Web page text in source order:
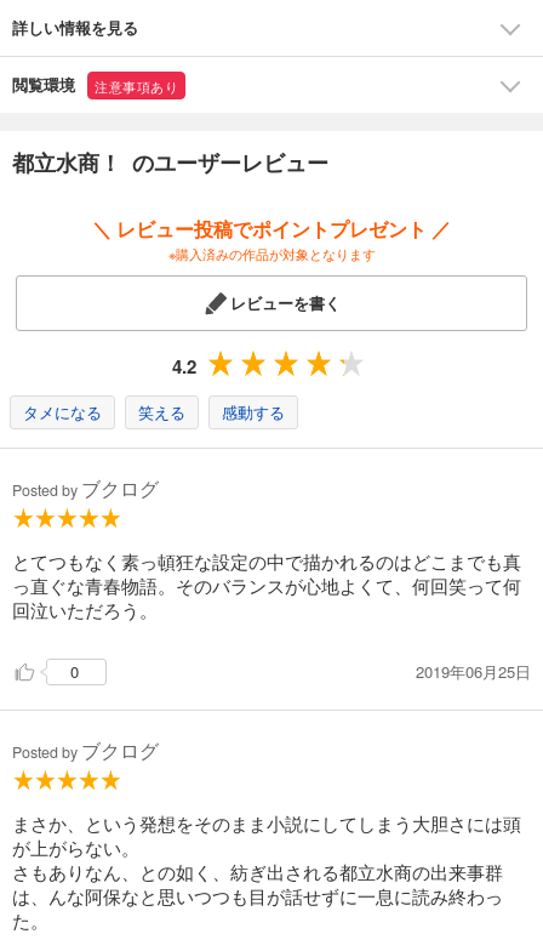
詳しい情報を見る
閲覧環境 注意事項あり
都立水商！ のユーザーレビュー
＼ レビュー投稿でポイントプレゼント ／
※購入済みの作品が対象となります
レビューを書く
4.2
タメになる 笑える 感動する
Posted by ブクログ
とてつもなく素っ頓狂な設定の中で描かれるのはどこまでも真
っ直ぐな青春物語。そのバランスが心地よくて、何回笑って何
回泣いただろう。
0 2019年06月25日
Posted by ブクログ
まさか、という発想をそのまま小説にしてしまう大胆さには頭
が上がらない。
さもありなん、との如く、紡ぎ出される都立水商の出来事群
は、んな阿保なと思いつつも目が話せずに一息に読み終わっ
た。